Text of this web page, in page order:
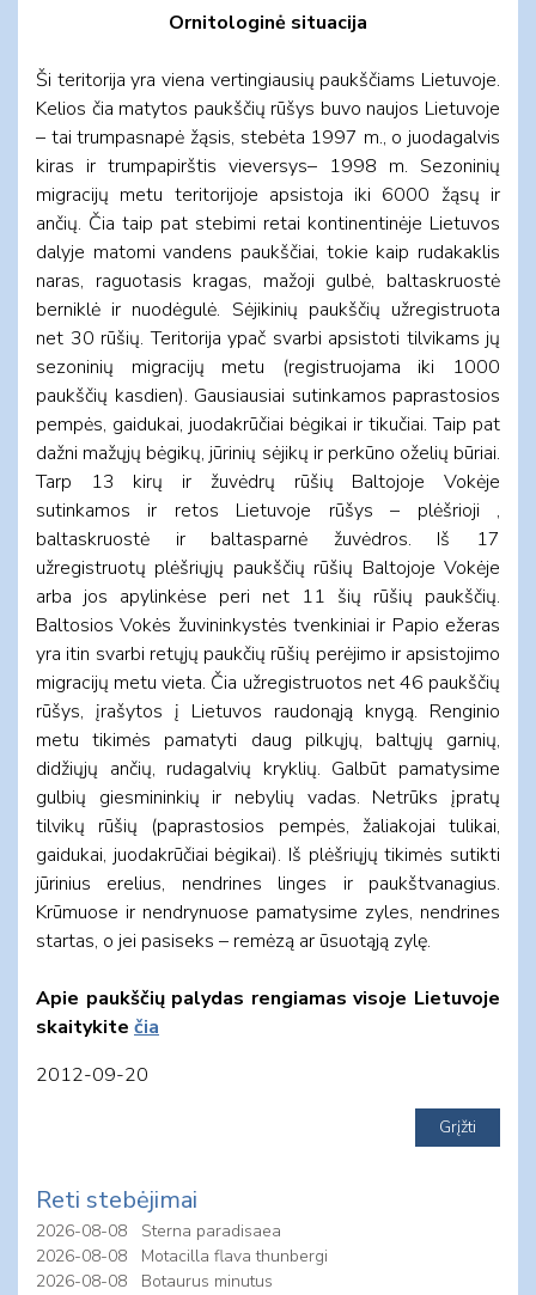
Ornitologinė situacija
Ši teritorija yra viena vertingiausių paukščiams Lietuvoje.
Kelios čia matytos paukščių rūšys buvo naujos Lietuvoje
– tai trumpasnapė žąsis, stebėta 1997 m., o juodagalvis
kiras ir trumpapirštis vieversys– 1998 m. Sezoninių
migracijų metu teritorijoje apsistoja iki 6000 žąsų ir
ančių. Čia taip pat stebimi retai kontinentinėje Lietuvos
dalyje matomi vandens paukščiai, tokie kaip rudakaklis
naras, raguotasis kragas, mažoji gulbė, baltaskruostė
berniklė ir nuodėgulė. Sėjikinių paukščių užregistruota
net 30 rūšių. Teritorija ypač svarbi apsistoti tilvikams jų
sezoninių migracijų metu (registruojama iki 1000
paukščių kasdien). Gausiausiai sutinkamos paprastosios
pempės, gaidukai, juodakrūčiai bėgikai ir tikučiai. Taip pat
dažni mažųjų bėgikų, jūrinių sėjikų ir perkūno oželių būriai.
Tarp 13 kirų ir žuvėdrų rūšių Baltojoje Vokėje
sutinkamos ir retos Lietuvoje rūšys – plėšrioji ,
baltaskruostė ir baltasparnė žuvėdros. Iš 17
užregistruotų plėšriųjų paukščių rūšių Baltojoje Vokėje
arba jos apylinkėse peri net 11 šių rūšių paukščių.
Baltosios Vokės žuvininkystės tvenkiniai ir Papio ežeras
yra itin svarbi retųjų paukčių rūšių perėjimo ir apsistojimo
migracijų metu vieta. Čia užregistruotos net 46 paukščių
rūšys, įrašytos į Lietuvos raudonąją knygą. Renginio
metu tikimės pamatyti daug pilkųjų, baltųjų garnių,
didžiųjų ančių, rudagalvių kryklių. Galbūt pamatysime
gulbių giesmininkių ir nebylių vadas. Netrūks įpratų
tilvikų rūšių (paprastosios pempės, žaliakojai tulikai,
gaidukai, juodakrūčiai bėgikai). Iš plėšriųjų tikimės sutikti
jūrinius erelius, nendrines linges ir paukštvanagius.
Krūmuose ir nendrynuose pamatysime zyles, nendrines
startas, o jei pasiseks – remėzą ar ūsuotąją zylę.
Apie paukščių palydas rengiamas visoje Lietuvoje
skaitykite čia
2012-09-20
Reti stebėjimai
2026-08-08
Sterna paradisaea
2026-08-08
Motacilla flava thunbergi
2026-08-08
Botaurus minutus